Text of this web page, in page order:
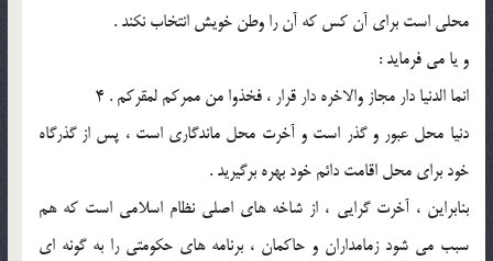
محلي است براي آن كس كه آن را وطن خويش انتخاب نكند .
و يا مي فرمايد :
انما الدنيا دار مجاز والاخره دار قرار ، فخذوا من ممركم لمقركم . 4
دنيا محل عبور و گذر است و آخرت محل ماندگاري است ، پس از گذرگاه
خود براي محل اقامت دائم خود بهره برگيريد .
بنابراين ، آخرت گرايي ، از شاخه هاي اصلي نظام اسلامي است كه هم
سبب مي شود زمامداران و حاكمان ، برنامه هاي حكومتي را به گونه اي